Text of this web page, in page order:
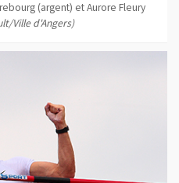
(argent) et Aurore Fleury
Ville d'Angers)